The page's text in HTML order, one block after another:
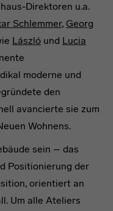
Direktoren u.a.
Schlemmer, Georg
László und Lucia
moderne und
den
avancierte sie zum
Wohnens.
sein – das
Positionierung der
orientiert an
Um alle Ateliers